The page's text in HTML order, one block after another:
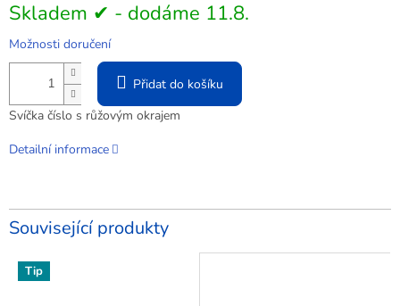
Měrná
cena:
Skladem ✔ - dodáme 11.8.
Možnosti doručení
Přidat do košíku
Svíčka číslo s růžovým okrajem
Detailní informace
Související produkty
Tip